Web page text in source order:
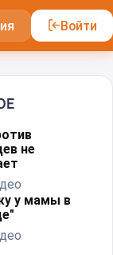
Войти
не
у мамы в